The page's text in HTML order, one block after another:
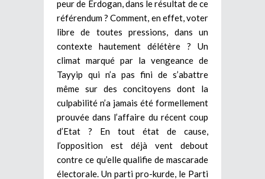
peur de Erdogan, dans le résultat de ce
référendum ? Comment, en effet, voter
libre de toutes pressions, dans un
contexte hautement délétère ? Un
climat marqué par la vengeance de
Tayyip qui n’a pas fini de s’abattre
même sur des concitoyens dont la
culpabilité n’a jamais été formellement
prouvée dans l’affaire du récent coup
d’Etat ? En tout état de cause,
l’opposition est déjà vent debout
contre ce qu’elle qualifie de mascarade
électorale. Un parti pro-kurde, le Parti